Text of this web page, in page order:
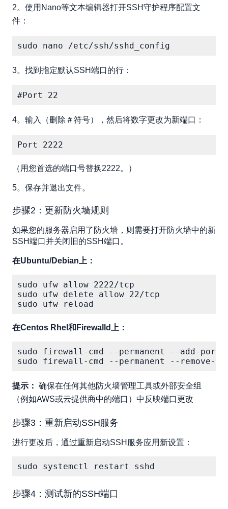
2。使用Nano等文本编辑器打开SSH守护程序配置文
件：
sudo nano /etc/ssh/sshd_config
3。找到指定默认SSH端口的行：
#Port 22
4。输入（删除＃符号），然后将数字更改为新端口：
Port 2222
（用您首选的端口号替换2222。）
5。保存并退出文件。
步骤2：更新防火墙规则
如果您的服务器启用了防火墙，则需要打开防火墙中的新
SSH端口并关闭旧的SSH端口。
在Ubuntu/Debian上：
sudo ufw allow 2222/tcp
sudo ufw delete allow 22/tcp
sudo ufw reload
在Centos Rhel和Firewalld上：
sudo firewall-cmd --permanent --add-
sudo firewall-cmd --permanent --remove-
提示： 确保在任何其他防火墙管理工具或外部安全组
（例如AWS或云提供商中的端口）中反映端口更改
步骤3：重新启动SSH服务
进行更改后，通过重新启动SSH服务应用新设置：
sudo systemctl restart sshd
步骤4：测试新的SSH端口